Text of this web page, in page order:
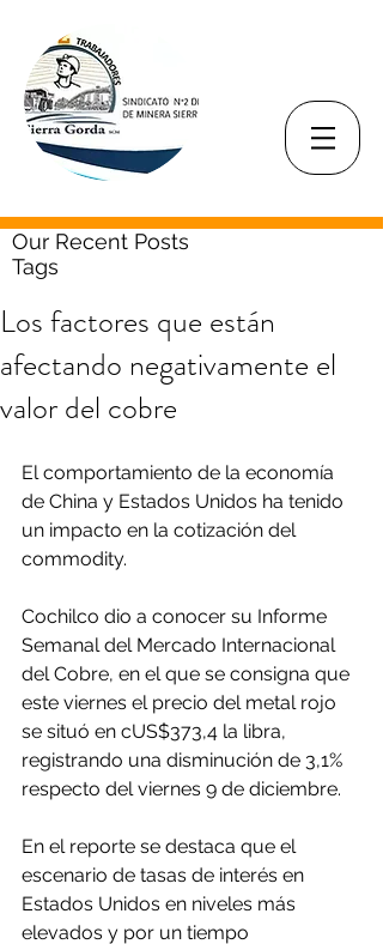
Our Recent Posts
Tags
Los factores que están
afectando negativamente el
valor del cobre
El comportamiento de la economía
de China y Estados Unidos ha tenido
un impacto en la cotización del
commodity.
Cochilco dio a conocer su Informe
Semanal del Mercado Internacional
del Cobre, en el que se consigna que
este viernes el precio del metal rojo
se situó en cUS$373,4 la libra,
registrando una disminución de 3,1%
respecto del viernes 9 de diciembre.
En el reporte se destaca que el
escenario de tasas de interés en
Estados Unidos en niveles más
elevados y por un tiempo